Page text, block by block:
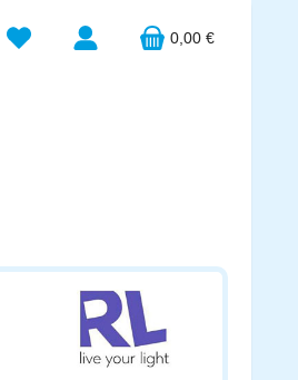
Du hast 0 Produkte auf dem
0,00 €